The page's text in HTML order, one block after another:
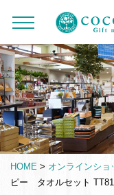
c
o
c
o
i
r
o
G
ま
で
ス
キ
ッ
プ
す
る
メ
ン
ナ
ビ
ゲ
ー
シ
ョ
ン
メ
ニ
ュ
ー
を
開
閉
HOME > オンラインショ
ピー タオルセット